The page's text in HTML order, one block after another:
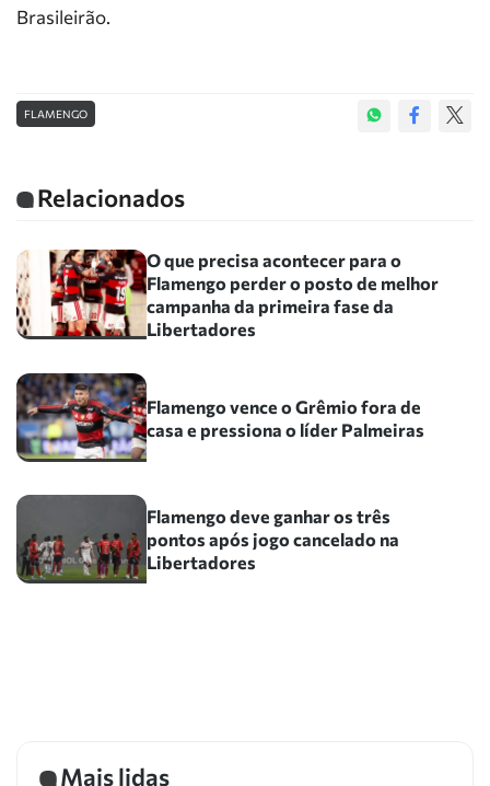
Brasileirão.
FLAMENGO
Relacionados
O que precisa acontecer para o
Flamengo perder o posto de melhor
campanha da primeira fase da
Libertadores
Flamengo vence o Grêmio fora de
casa e pressiona o líder Palmeiras
Flamengo deve ganhar os três
pontos após jogo cancelado na
Libertadores
Mais lidas